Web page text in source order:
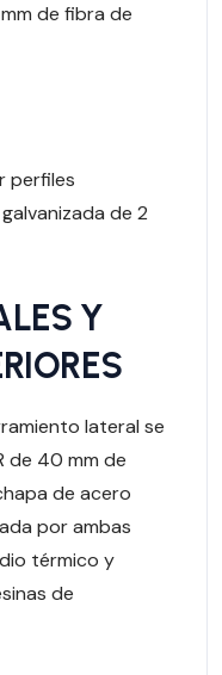
de fibra de
perfiles
de 2
Y
lateral se
de 40 mm de
de acero
por ambas
térmico y
de